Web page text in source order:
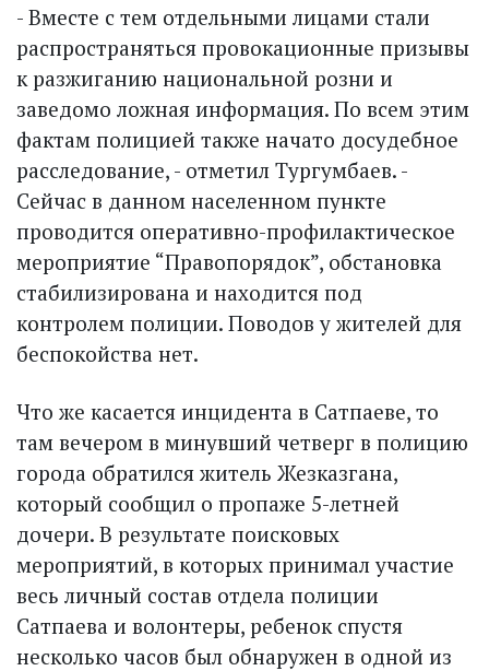
- Вместе с тем отдельными лицами стали
распространяться провокационные призывы
к разжиганию национальной розни и
заведомо ложная информация. По всем этим
фактам полицией также начато досудебное
расследование, - отметил Тургумбаев. -
Сейчас в данном населенном пункте
проводится оперативно-профилактическое
мероприятие “Правопорядок”, обстановка
стабилизирована и находится под
контролем полиции. Поводов у жителей для
беспокойства нет.
Что же касается инцидента в Сатпаеве, то
там вечером в минувший четверг в полицию
города обратился житель Жезказгана,
который сообщил о пропаже 5-летней
дочери. В результате поисковых
мероприятий, в которых принимал участие
весь личный состав отдела полиции
Сатпаева и волонтеры, ребенок спустя
несколько часов был обнаружен в одной из